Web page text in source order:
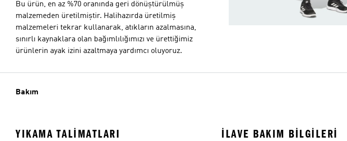
Bu ürün, en az %70 oranında geri dönüştürülmüş
malzemeden üretilmiştir. Halihazırda üretilmiş
malzemeleri tekrar kullanarak, atıkların azalmasına,
sınırlı kaynaklara olan bağımlılığımızı ve ürettiğimiz
ürünlerin ayak izini azaltmaya yardımcı oluyoruz.
Bakım
YIKAMA TALIMATLARI İLAVE BAKIM BILGILERI